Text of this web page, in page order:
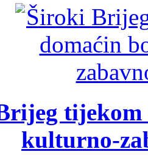
tijekom
kulturno-